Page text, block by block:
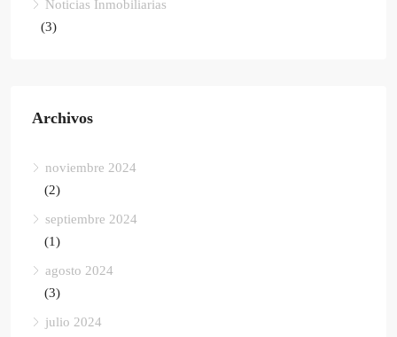
Noticias Inmobiliarias
(3)
Archivos
noviembre 2024
(2)
septiembre 2024
(1)
agosto 2024
(3)
julio 2024